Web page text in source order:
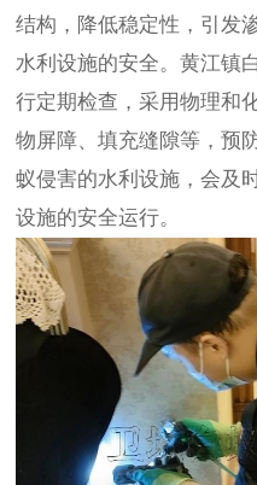
结构，降低稳定性，引发
水利设施的安全。黄江镇
行定期检查，采用物理和
物屏障、填充缝隙等，预
蚁侵害的水利设施，会及
设施的安全运行。